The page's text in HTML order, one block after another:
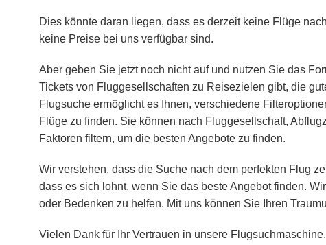
Dies könnte daran liegen, dass es derzeit keine Flüge
keine Preise bei uns verfügbar sind.
Aber geben Sie jetzt noch nicht auf und nutzen Sie das
Tickets von Fluggesellschaften zu Reisezielen gibt, die
Flugsuche ermöglicht es Ihnen, verschiedene
Flüge zu finden. Sie können nach Fluggesellschaft,
Faktoren filtern, um die besten Angebote zu finden.
Wir verstehen, dass die Suche nach dem perfekten Flug
dass es sich lohnt, wenn Sie das beste Angebot finden.
oder Bedenken zu helfen. Mit uns können Sie Ihren
Vielen Dank für Ihr Vertrauen in unsere Flugsuchmaschine.